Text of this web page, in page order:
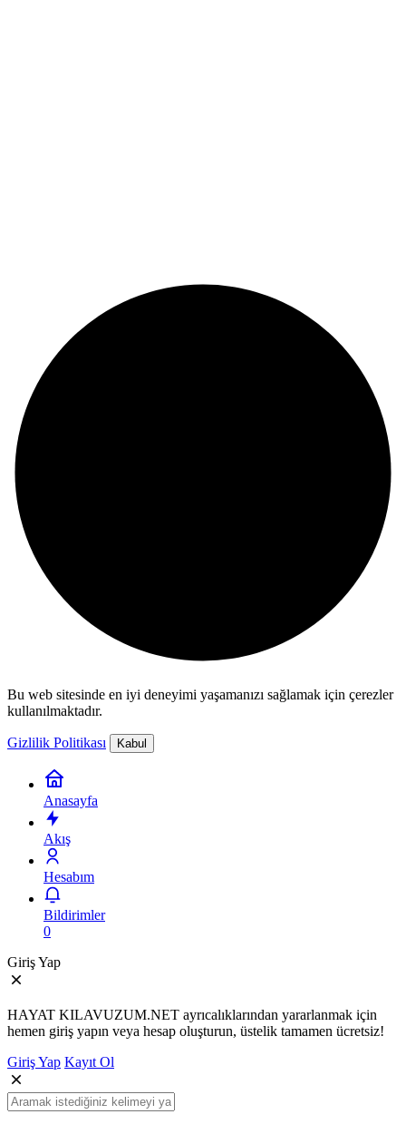
Bu web sitesinde en iyi deneyimi yaşamanızı sağlamak için çerezler
kullanılmaktadır.
Gizlilik Politikası Kabul
Anasayfa
Akış
Hesabım
Bildirimler
0
Giriş Yap
HAYAT KILAVUZUM.NET ayrıcalıklarından yararlanmak için
hemen giriş yapın veya hesap oluşturun, üstelik tamamen ücretsiz!
Giriş Yap Kayıt Ol